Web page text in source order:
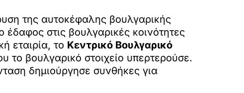
της αυτοκέφαλης βουλγαρικής
στις βουλγαρικές κοινότητες
εταιρία, το Κεντρικό Βουλγαρικό
το βουλγαρικό στοιχείο υπερτερούσε.
δημιούργησε συνθήκες για